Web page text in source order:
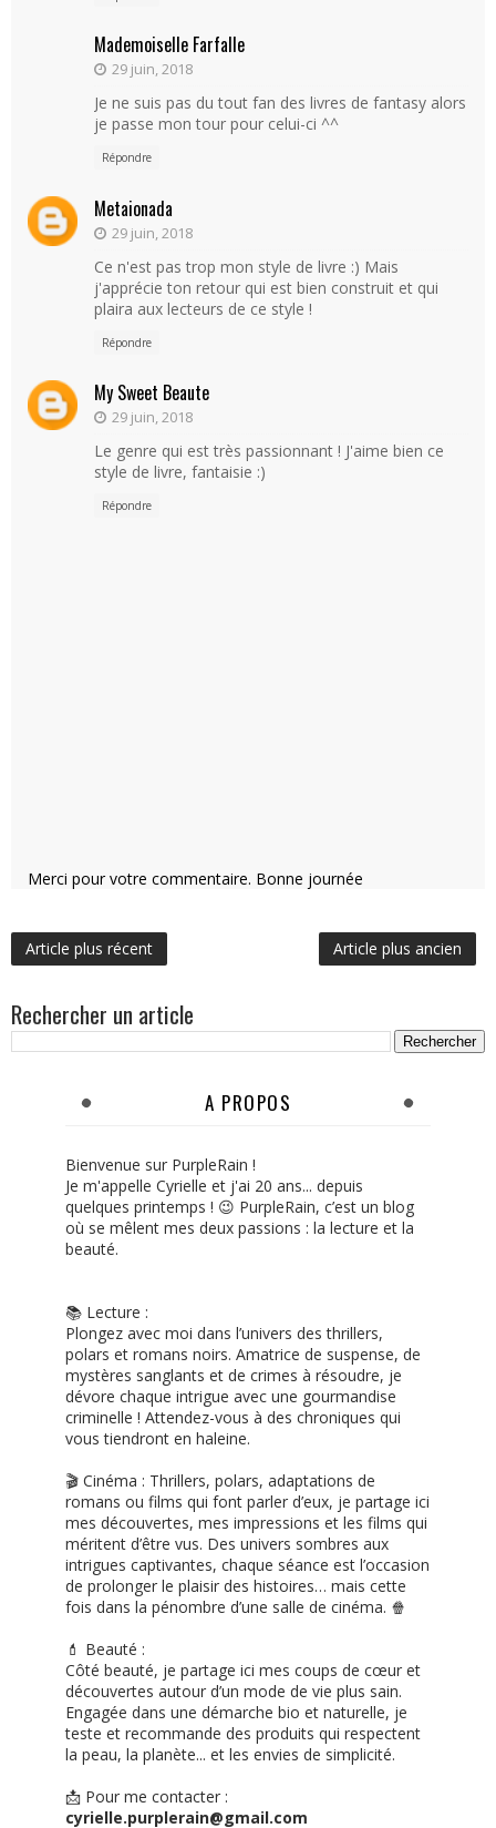
Mademoiselle Farfalle
29 juin, 2018
Je ne suis pas du tout fan des livres de fantasy alors
je passe mon tour pour celui-ci ^^
Répondre
Metaionada
29 juin, 2018
Ce n'est pas trop mon style de livre :) Mais
j'apprécie ton retour qui est bien construit et qui
plaira aux lecteurs de ce style !
Répondre
My Sweet Beaute
29 juin, 2018
Le genre qui est très passionnant ! J'aime bien ce
style de livre, fantaisie :)
Répondre
Merci pour votre commentaire. Bonne journée
Article plus récent Article plus ancien
Rechercher un article
A PROPOS
Bienvenue sur PurpleRain !
Je m'appelle Cyrielle et j'ai 20 ans... depuis
quelques printemps ! 😉 PurpleRain, c’est un blog
où se mêlent mes deux passions : la lecture et la
beauté.
📚 Lecture :
Plongez avec moi dans l’univers des thrillers,
polars et romans noirs. Amatrice de suspense, de
mystères sanglants et de crimes à résoudre, je
dévore chaque intrigue avec une gourmandise
criminelle ! Attendez-vous à des chroniques qui
vous tiendront en haleine.
🎬 Cinéma : Thrillers, polars, adaptations de
romans ou films qui font parler d’eux, je partage ici
mes découvertes, mes impressions et les films qui
méritent d’être vus. Des univers sombres aux
intrigues captivantes, chaque séance est l’occasion
de prolonger le plaisir des histoires… mais cette
fois dans la pénombre d’une salle de cinéma. 🍿
💄 Beauté :
Côté beauté, je partage ici mes coups de cœur et
découvertes autour d’un mode de vie plus sain.
Engagée dans une démarche bio et naturelle, je
teste et recommande des produits qui respectent
la peau, la planète... et les envies de simplicité.
📩 Pour me contacter :
cyrielle.purplerain@gmail.com